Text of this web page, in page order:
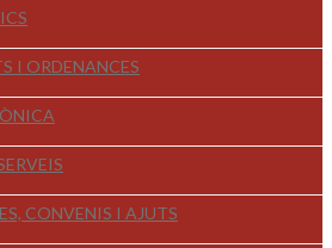
I ORDENANCES
CONVENIS I AJUTS